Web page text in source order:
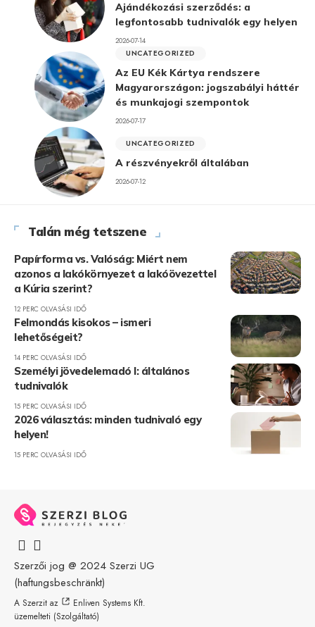
Ajándékozási szerződés: a
legfontosabb tudnivalók egy helyen
2026-07-14
UNCATEGORIZED
Az EU Kék Kártya rendszere
Magyarországon: jogszabályi háttér
és munkajogi szempontok
2026-07-17
UNCATEGORIZED
A részvényekről általában
2026-07-12
Talán még tetszene
Papírforma vs. Valóság: Miért nem
azonos a lakókörnyezet a lakóövezettel
a Kúria szerint?
12 PERC OLVASÁSI IDŐ
Felmondás kisokos – ismeri
lehetőségeit?
14 PERC OLVASÁSI IDŐ
Személyi jövedelemadó I: általános
tudnivalók
15 PERC OLVASÁSI IDŐ
2026 választás: minden tudnivaló egy
helyen!
15 PERC OLVASÁSI IDŐ
Szerzői jog @ 2024 Szerzi UG
(haftungsbeschränkt)
A Szerzit az
Enliven Systems Kft.
üzemelteti (Szolgáltató)